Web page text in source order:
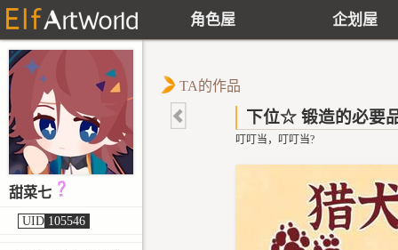
角色屋 企划屋
甜菜七
UID 105546
TA的作品
下位☆ 锻造的必要
叮叮当，叮叮当?